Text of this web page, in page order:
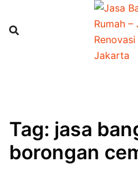
content
Tag: jasa
borongan